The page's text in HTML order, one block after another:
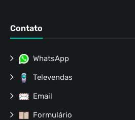
Contato
WhatsApp
Televendas
Email
Formulário